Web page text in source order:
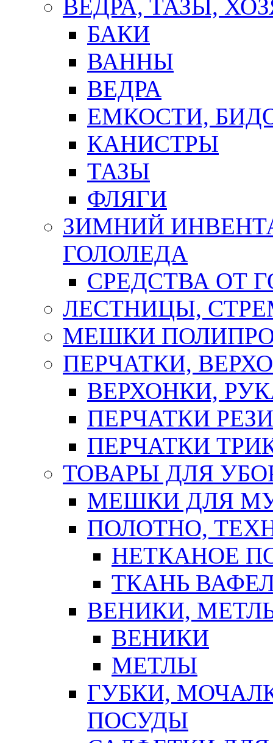
ВЕДРА, ТАЗЫ,
БАКИ
ВАННЫ
ВЕДРА
ЕМКОСТИ,
КАНИСТРЫ
ТАЗЫ
ФЛЯГИ
ЗИМНИЙ
ГОЛОЛЕДА
СРЕДСТВА ОТ
ЛЕСТНИЦЫ,
МЕШКИ
ПЕРЧАТКИ,
ВЕРХОНКИ,
ПЕРЧАТКИ
ПЕРЧАТКИ
ТОВАРЫ ДЛЯ
МЕШКИ ДЛЯ
ПОЛОТНО,
НЕТКАНОЕ
ТКАНЬ
ВЕНИКИ,
ВЕНИКИ
МЕТЛЫ
ГУБКИ,
ПОСУДЫ